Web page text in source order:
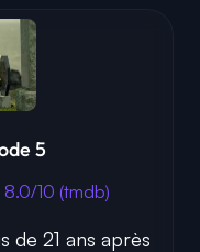
5
8.0/10 (tmdb)
de 21 ans après